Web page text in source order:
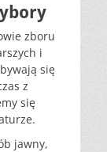
zboru
i
się
z
się
jawny,